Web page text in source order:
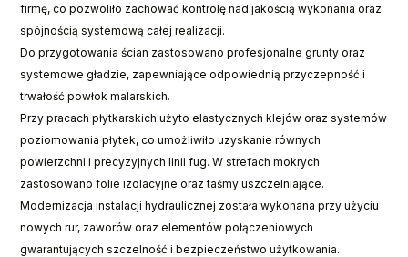
firmę, co pozwoliło zachować kontrolę nad jakością wykonania oraz
spójnością systemową całej realizacji.
Do przygotowania ścian zastosowano profesjonalne grunty oraz
systemowe gładzie, zapewniające odpowiednią przyczepność i
trwałość powłok malarskich.
Przy pracach płytkarskich użyto elastycznych klejów oraz systemów
poziomowania płytek, co umożliwiło uzyskanie równych
powierzchni i precyzyjnych linii fug. W strefach mokrych
zastosowano folie izolacyjne oraz taśmy uszczelniające.
Modernizacja instalacji hydraulicznej została wykonana przy użyciu
nowych rur, zaworów oraz elementów połączeniowych
gwarantujących szczelność i bezpieczeństwo użytkowania.